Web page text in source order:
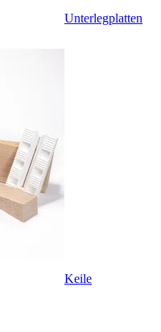
Unterlegplatten
Keile